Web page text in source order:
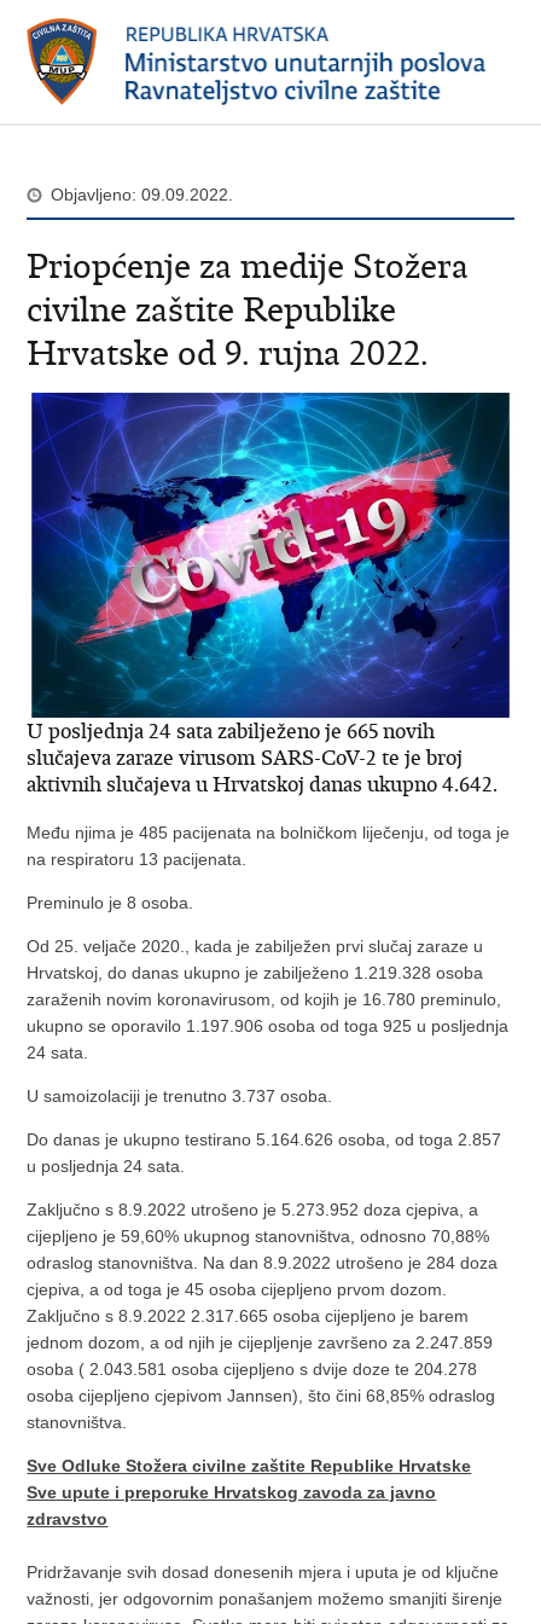
Objavljeno: 09.09.2022.
Priopćenje za medije Stožera
civilne zaštite Republike
Hrvatske od 9. rujna 2022.
U posljednja 24 sata zabilježeno je 665 novih
slučajeva zaraze virusom SARS-CoV-2 te je broj
aktivnih slučajeva u Hrvatskoj danas ukupno 4.642.
Među njima je 485 pacijenata na bolničkom liječenju, od toga je
na respiratoru 13 pacijenata.
Preminulo je 8 osoba.
Od 25. veljače 2020., kada je zabilježen prvi slučaj zaraze u
Hrvatskoj, do danas ukupno je zabilježeno 1.219.328 osoba
zaraženih novim koronavirusom, od kojih je 16.780 preminulo,
ukupno se oporavilo 1.197.906 osoba od toga 925 u posljednja
24 sata.
U samoizolaciji je trenutno 3.737 osoba.
Do danas je ukupno testirano 5.164.626 osoba, od toga 2.857
u posljednja 24 sata.
Zaključno s 8.9.2022 utrošeno je 5.273.952 doza cjepiva, a
cijepljeno je 59,60% ukupnog stanovništva, odnosno 70,88%
odraslog stanovništva. Na dan 8.9.2022 utrošeno je 284 doza
cjepiva, a od toga je 45 osoba cijepljeno prvom dozom.
Zaključno s 8.9.2022 2.317.665 osoba cijepljeno je barem
jednom dozom, a od njih je cijepljenje završeno za 2.247.859
osoba ( 2.043.581 osoba cijepljeno s dvije doze te 204.278
osoba cijepljeno cjepivom Jannsen), što čini 68,85% odraslog
stanovništva.
Sve Odluke Stožera civilne zaštite Republike Hrvatske
Sve upute i preporuke Hrvatskog zavoda za javno
zdravstvo
Pridržavanje svih dosad donesenih mjera i uputa je od ključne
važnosti, jer odgovornim ponašanjem možemo smanjiti širenje